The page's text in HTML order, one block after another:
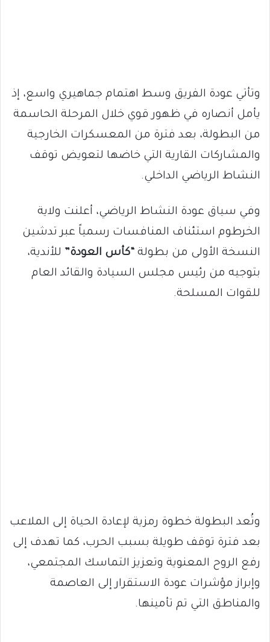
وتأتي عودة الفريق وسط اهتمام جماهيري واسع، إذ
يأمل أنصاره في ظهور قوي خلال المرحلة الحاسمة
من البطولة، بعد فترة من المعسكرات الخارجية
والمشاركات القارية التي خاضها لتعويض توقف
النشاط الرياضي الداخلي.
وفي سياق عودة النشاط الرياضي، أعلنت ولاية
الخرطوم استئناف المنافسات رسمياً عبر تدشين
النسخة الأولى من بطولة “كأس العودة” للأندية،
بتوجيه من رئيس مجلس السيادة والقائد العام
للقوات المسلحة.
وتُعد البطولة خطوة رمزية لإعادة الحياة إلى الملاعب
بعد فترة توقف طويلة بسبب الحرب، كما تهدف إلى
رفع الروح المعنوية وتعزيز التماسك المجتمعي،
وإبراز مؤشرات عودة الاستقرار إلى العاصمة
والمناطق التي تم تأمينها.